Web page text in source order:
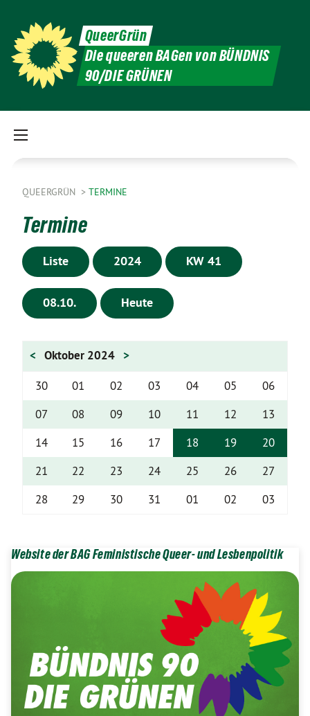
QueerGrün
Die queeren BAGen von BÜNDNIS
90/DIE GRÜNEN
QUEERGRÜN TERMINE
Termine
Liste 2024 KW 41
08.10. Heute
< Oktober 2024 >
30
01 02 03 04 05
06
07
08 09 10 11 12
13
14
15 16 17 18 19
20
21
22 23 24 25 26
27
28
29 30 31 01 02 03
Website der BAG Feministische Queer- und Lesbenpolitik